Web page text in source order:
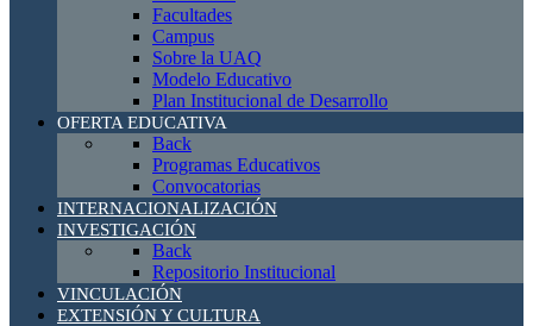
Facultades
Campus
Sobre la UAQ
Modelo Educativo
Plan Institucional de Desarrollo
OFERTA EDUCATIVA
Back
Programas Educativos
Convocatorias
INTERNACIONALIZACIÓN
INVESTIGACIÓN
Back
Repositorio Institucional
VINCULACIÓN
EXTENSIÓN Y CULTURA